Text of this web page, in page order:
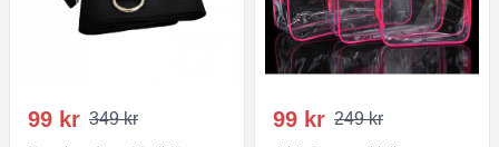
99 kr 349 kr 99 kr 249 kr